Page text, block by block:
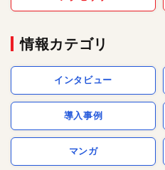
情報カテゴリ
インタビュー
導入事例
マンガ